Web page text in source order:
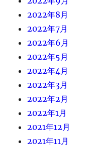
2022年8月
2022年7月
2022年6月
2022年5月
2022年4月
2022年3月
2022年2月
2022年1月
2021年12月
2021年11月